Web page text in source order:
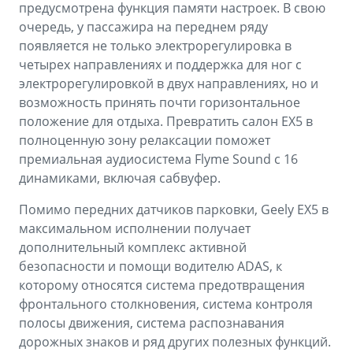
предусмотрена функция памяти настроек. В свою
очередь, у пассажира на переднем ряду
появляется не только электрорегулировка в
четырех направлениях и поддержка для ног с
электрорегулировкой в двух направлениях, но и
возможность принять почти горизонтальное
положение для отдыха. Превратить салон EX5 в
полноценную зону релаксации поможет
премиальная аудиосистема Flyme Sound с 16
динамиками, включая сабвуфер.
Помимо передних датчиков парковки, Geely EX5 в
максимальном исполнении получает
дополнительный комплекс активной
безопасности и помощи водителю ADAS, к
которому относятся система предотвращения
фронтального столкновения, система контроля
полосы движения, система распознавания
дорожных знаков и ряд других полезных функций.